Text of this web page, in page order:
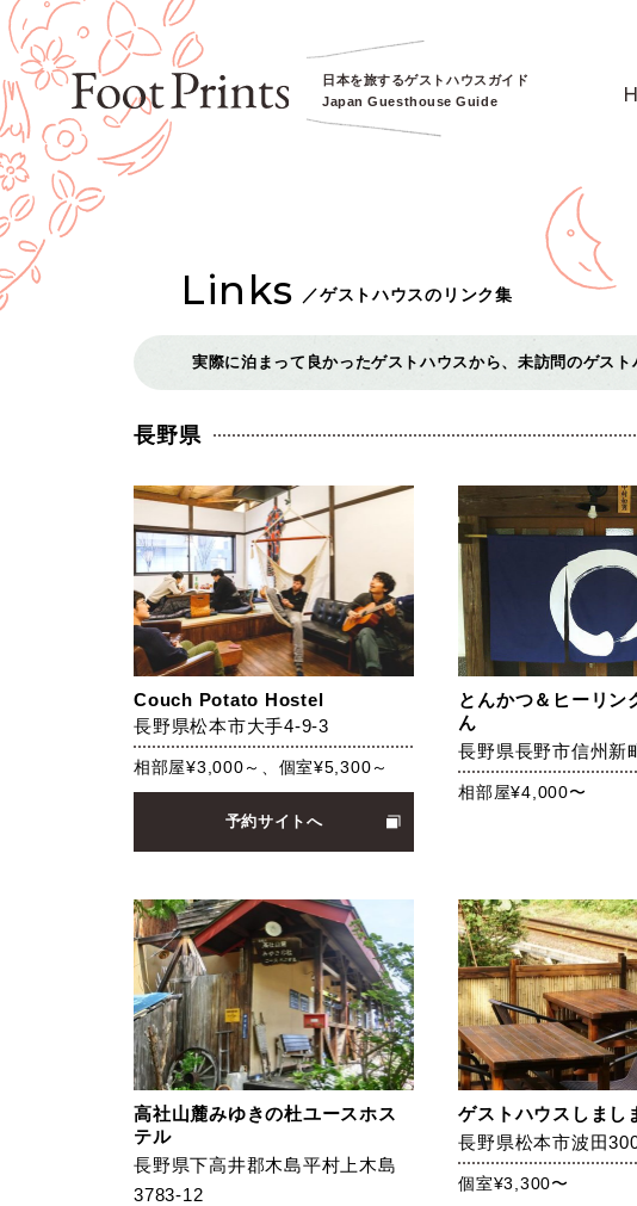
日本を旅するゲストハウスガイド
Japan Guesthouse Guide
Links ／ゲストハウスのリンク集
実際に泊まって良かったゲストハウスから、未訪問のゲス
長野県
Couch Potato Hostel
長野県松本市大手4-9-3
相部屋¥3,000～、個室¥5,300～
予約サイトへ
とんかつ＆ヒーリン
ん
長野県長野市信州新
相部屋¥4,000〜
高社山麓みゆきの杜ユースホス
テル
長野県下高井郡木島平村上木島
3783-12
ゲストハウスしまし
長野県松本市波田
個室¥3,300〜